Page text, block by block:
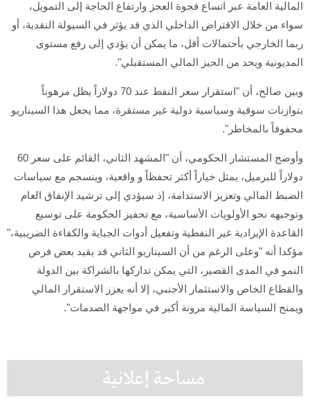
المالية العامة عبر اتساع فجوة العجز وارتفاع الحاجة إلى التمويل،
سواء من خلال الاقتراض الداخلي الذي قد يؤثر في السيولة النقدية، أو
ربما الخارجي بأحتمالات أقل، ما يمكن أن يؤدي إلى رفع مستوى
المديونية ويحد من الحيز المالي المستقبلي".
وبين صالح، أن "استقرار سعر النفط عند 70 دولاراً يظل مرهوناً
بتوازنات سوقية وسياسية دولية غير مستقرة، مما يجعل هذا السيناريو
محفوفاً بالمخاطر".
وأوضح المستشار الحكومي، أن "المشهد الثاني، القائم على سعر 60
دولاراً للبرميل، يمثل خياراً أكثر تحفظاً و واقعية، وينسجم مع سياسات
الضبط المالي وتعزيز الاستدامة، إذ سيؤدي إلى ترشيد الإنفاق العام
وتوجيهه نحو الأولويات الأساسية، مع تحفيز الحكومة على توسيع
القاعدة الإيرادية غير النفطية وتفعيل أدوات الجباية والكفاءة الضريبية،"
مؤكدا أنه "وعلى الرغم من أن السيناريو الثاني قد يقيد بعض فرص
النمو في المدى القصير، التي يمكن تداركها بالشراكة بين الدولة
والقطاع الخاص والاستثمار الأجنبي، إلا أنه يعزز الاستقرار المالي
ويمنح السياسة المالية مرونة أكبر في مواجهة الصدمات".